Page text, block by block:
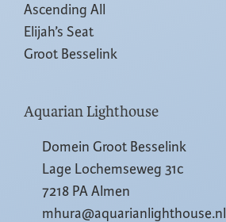
Ascending All
Elijah’s Seat
Groot Besselink
Aquarian Lighthouse
Domein Groot Besselink
Lage Lochemseweg 31c
7218 PA Almen
mhura@aquarianlighthouse.nl